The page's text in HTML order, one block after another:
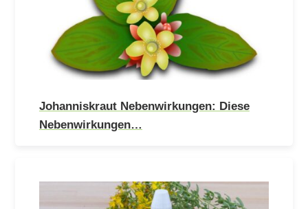
Johanniskraut Nebenwirkungen: Diese
Nebenwirkungen…